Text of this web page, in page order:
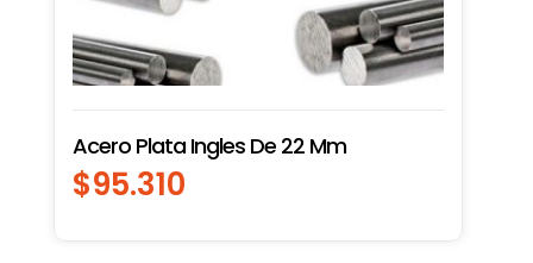
Acero Plata Ingles De 22 Mm
$95.310